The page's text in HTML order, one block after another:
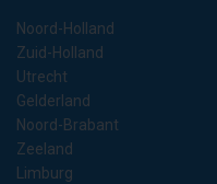
Noord-Holland
Zuid-Holland
Utrecht
Gelderland
Noord-Brabant
Zeeland
Limburg